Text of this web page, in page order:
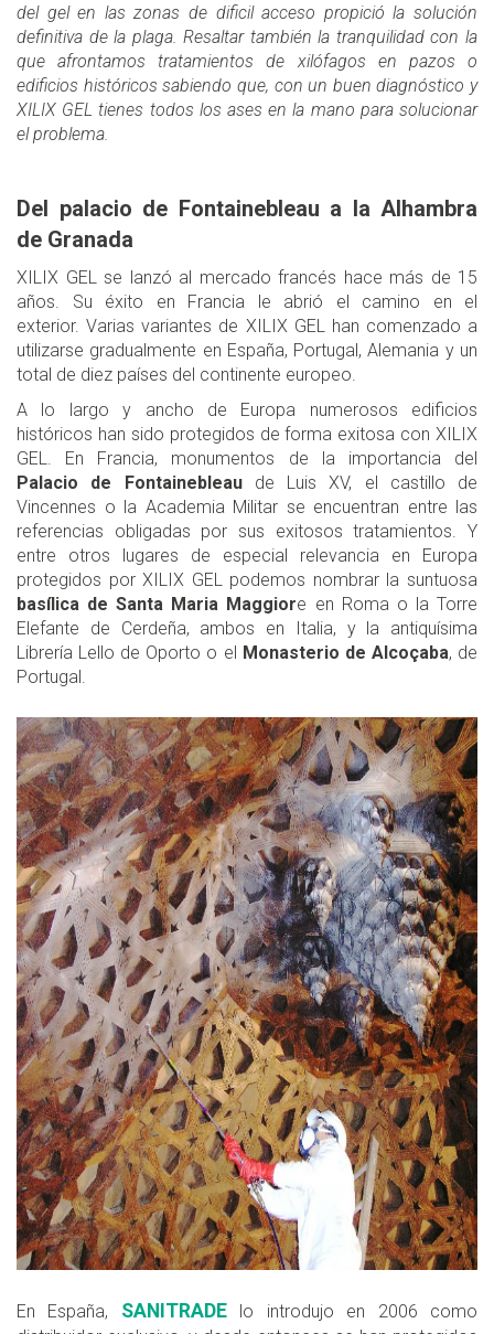
del gel en las zonas de dificil acceso propició la solución
definitiva de la plaga. Resaltar también la tranquilidad con la
que afrontamos tratamientos de xilófagos en pazos o
edificios históricos sabiendo que, con un buen diagnóstico y
XILIX GEL tienes todos los ases en la mano para solucionar
el problema.
Del palacio de Fontainebleau a la Alhambra
de Granada
XILIX GEL se lanzó al mercado francés hace más de 15
años. Su éxito en Francia le abrió el camino en el
exterior. Varias variantes de XILIX GEL han comenzado a
utilizarse gradualmente en España, Portugal, Alemania y un
total de diez países del continente europeo.
A lo largo y ancho de Europa numerosos edificios
históricos han sido protegidos de forma exitosa con XILIX
GEL. En Francia, monumentos de la importancia del
Palacio de Fontainebleau de Luis XV, el castillo de
Vincennes o la Academia Militar se encuentran entre las
referencias obligadas por sus exitosos tratamientos. Y
entre otros lugares de especial relevancia en Europa
protegidos por XILIX GEL podemos nombrar la suntuosa
basílica de Santa Maria Maggiore en Roma o la Torre
Elefante de Cerdeña, ambos en Italia, y la antiquísima
Librería Lello de Oporto o el Monasterio de Alcoçaba, de
Portugal.
En España, SANITRADElo introdujo en 2006 como